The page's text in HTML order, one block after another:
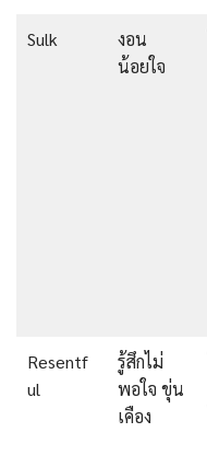
Sulk
งอน
น้อยใจ
Resentf
ul
รู้สึกไม่
พอใจ ขุ่น
เคือง